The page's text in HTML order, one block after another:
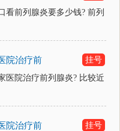
看前列腺炎要多少钱? 前列
院治疗前
挂号
医院治疗前列腺炎? 比较近
院治疗前
挂号